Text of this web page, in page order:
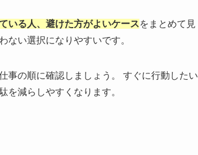
いる人、避けた方がよいケースをまとめて見
ない選択になりやすいです。
事の順に確認しましょう。 すぐに行動したい
を減らしやすくなります。